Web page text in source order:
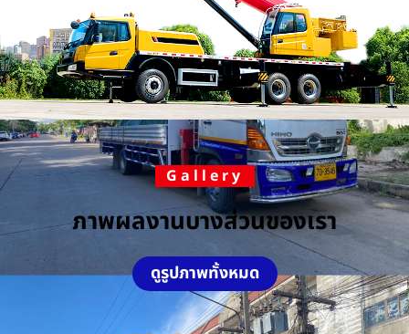
Gallery
ภาพผลงานบางส่วนของเรา
ดูรูปภาพทั้งหมด